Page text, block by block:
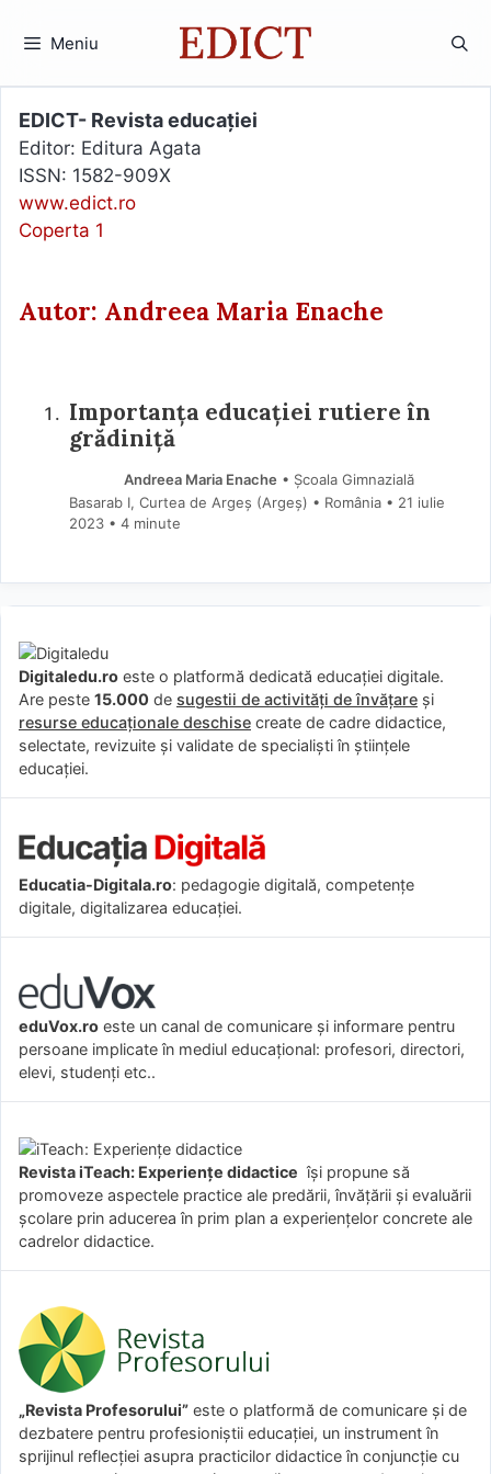
Meniu
EDICT- Revista educației
Editor: Editura Agata
ISSN: 1582-909X
www.edict.ro
Coperta 1
Autor: Andreea Maria Enache
Importanța educației rutiere în
grădiniță
Andreea Maria Enache • Școala Gimnazială
Basarab I, Curtea de Argeș (Argeş) • România
21 iulie
2023 • 4 minute
Digitaledu.ro este o platformă dedicată educației digitale.
Are peste 15.000 de sugestii de activități de învățare și
resurse educaționale deschise create de cadre didactice,
selectate, revizuite și validate de specialiști în științele
educației.
Educatia-Digitala.ro: pedagogie digitală, competențe
digitale, digitalizarea educației.
eduVox.ro este un canal de comunicare și informare pentru
persoane implicate în mediul educațional: profesori, directori,
elevi, studenți etc..
Revista iTeach: Experienţe didactice îşi propune să
promoveze aspectele practice ale predării, învăţării şi evaluării
şcolare prin aducerea în prim plan a experienţelor concrete ale
cadrelor didactice.
„Revista Profesorului” este o platformă de comunicare și de
dezbatere pentru profesioniștii educației, un instrument în
sprijinul reflecției asupra practicilor didactice în conjuncție cu